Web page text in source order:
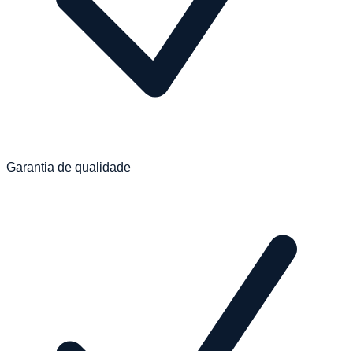
Garantia de qualidade